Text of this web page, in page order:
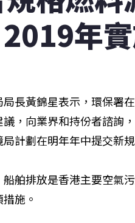
2019年
長黃錦星表示，環保署
，向業界和持份者諮詢
計劃在明年年中提交新
船舶排放是香港主要空氣
施。